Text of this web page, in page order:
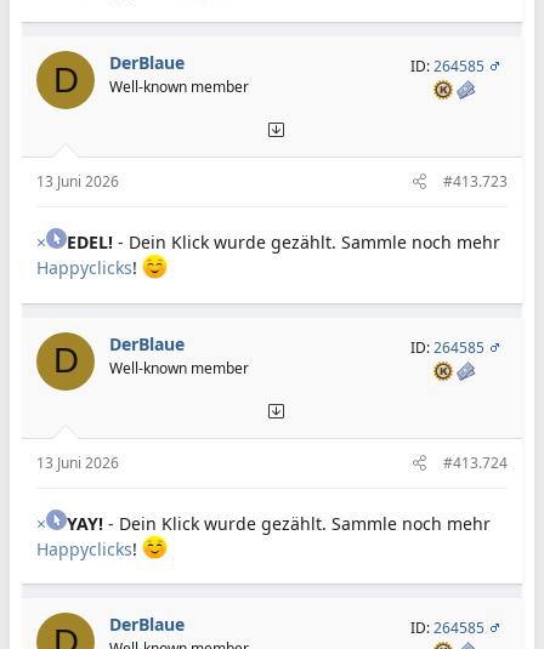
D DerBlaue
Well-known member
ID:264585
13 Juni 2026 #413.723
× EDEL! - Dein Klick wurde gezählt. Sammle noch mehr
Happyclicks!
D DerBlaue
Well-known member
ID:264585
13 Juni 2026 #413.724
× YAY! - Dein Klick wurde gezählt. Sammle noch mehr
Happyclicks!
DerBlaue ID:264585